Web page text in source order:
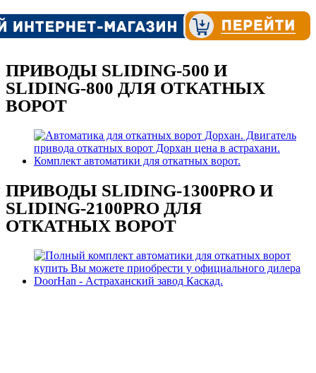
ПРИВОДЫ SLIDING-500 И
SLIDING-800 ДЛЯ ОТКАТНЫХ
ВОРОТ
ПРИВОДЫ SLIDING-1300PRO И
SLIDING-2100PRO ДЛЯ
ОТКАТНЫХ ВОРОТ